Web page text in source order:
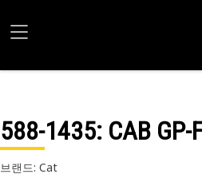
588-1435: CAB GP-
브랜드: Cat